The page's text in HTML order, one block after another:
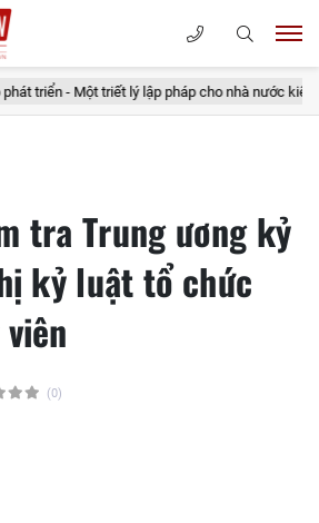
lý lập pháp cho nhà nước kiến tạo
tra Trung ương kỷ
kỷ luật tổ chức
(0)